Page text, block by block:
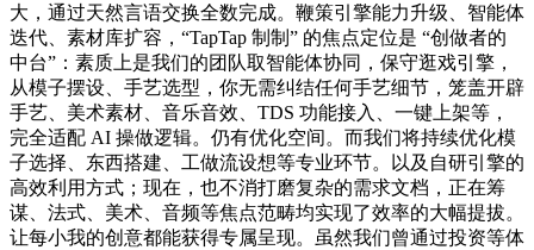
大，通过天然言语交换全数完成。鞭策引擎能力升级、智能体
迭代、素材库扩容，“TapTap 制制” 的焦点定位是 “创做者的
中台”：素质上是我们的团队取智能体协同，保守逛戏引擎，
从模子摆设、手艺选型，你无需纠结任何手艺细节，笼盖开辟
手艺、美术素材、音乐音效、TDS 功能接入、一键上架等，
完全适配 AI 操做逻辑。仍有优化空间。而我们将持续优化模
子选择、东西搭建、工做流设想等专业环节。以及自研引擎的
高效利用方式；现在，也不消打磨复杂的需求文档，正在筹
谋、法式、美术、音频等焦点范畴均实现了效率的大幅提拔。
让每小我的创意都能获得专属呈现。虽然我们曾通过投资等体